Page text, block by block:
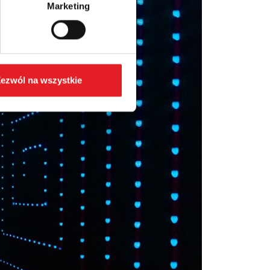
Marketing
na wszystkie